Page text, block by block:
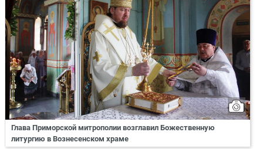
Глава Приморской митрополии возглавил Божественную
литургию в Вознесенском храме